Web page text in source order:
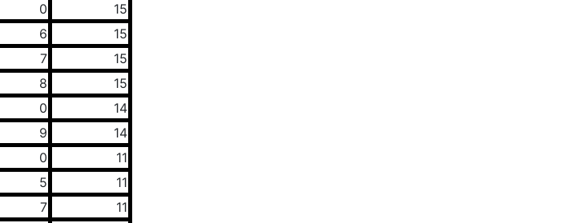
0
15
6
15
7
15
8
15
0
14
9
14
0
11
5
11
7
11